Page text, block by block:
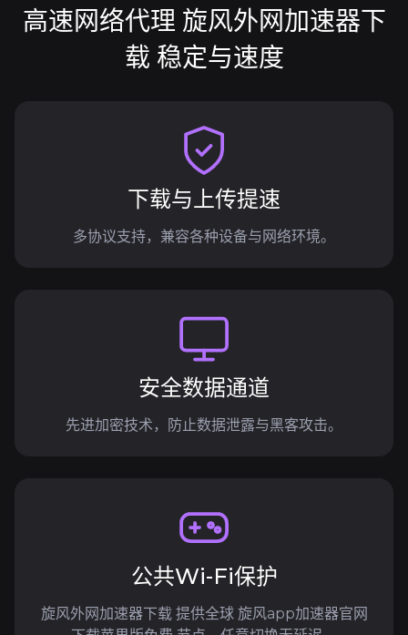
高速网络代理 旋风外网加速器下
载 稳定与速度
下载与上传提速
多协议支持，兼容各种设备与网络环境。
安全数据通道
先进加密技术，防止数据泄露与黑客攻击。
公共Wi-Fi保护
旋风外网加速器下载 提供全球 旋风app加速器官网